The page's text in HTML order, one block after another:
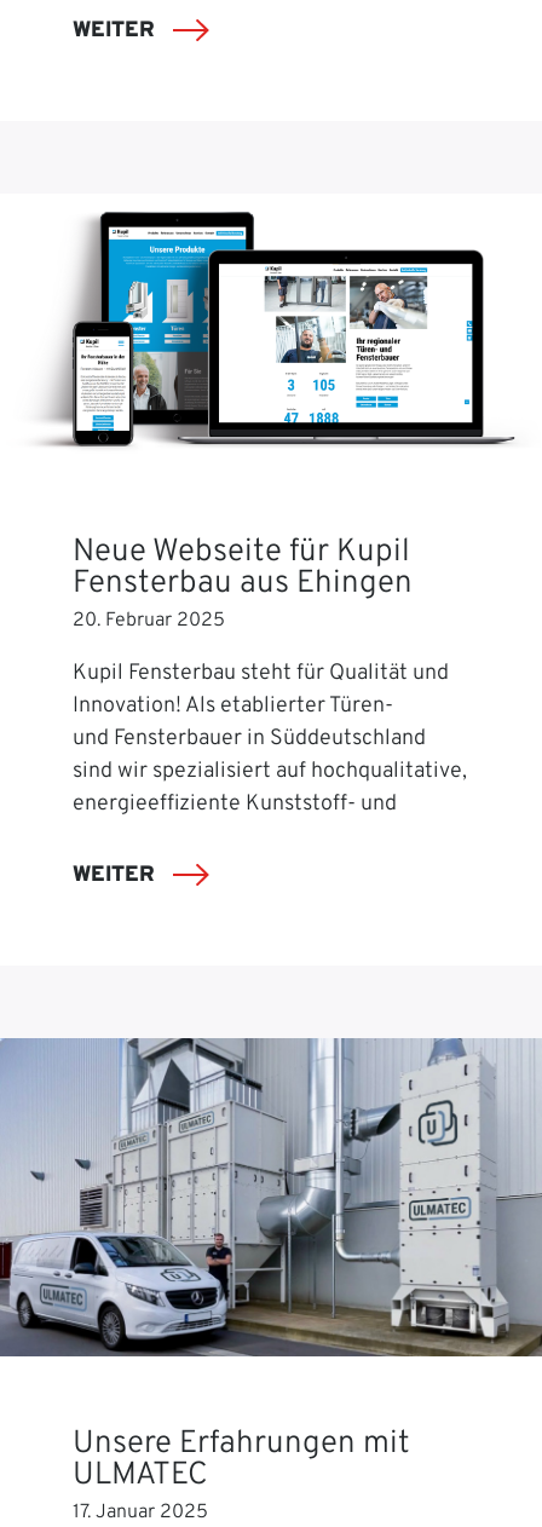
WEITER
Neue Webseite für Kupil
Fensterbau aus Ehingen
20. Februar 2025
Kupil Fensterbau steht für Qualität und
Innovation! Als etablierter Türen-
und Fensterbauer in Süddeutschland
sind wir spezialisiert auf hochqualitative,
energieeffiziente Kunststoff- und
WEITER
Unsere Erfahrungen mit
ULMATEC
17. Januar 2025